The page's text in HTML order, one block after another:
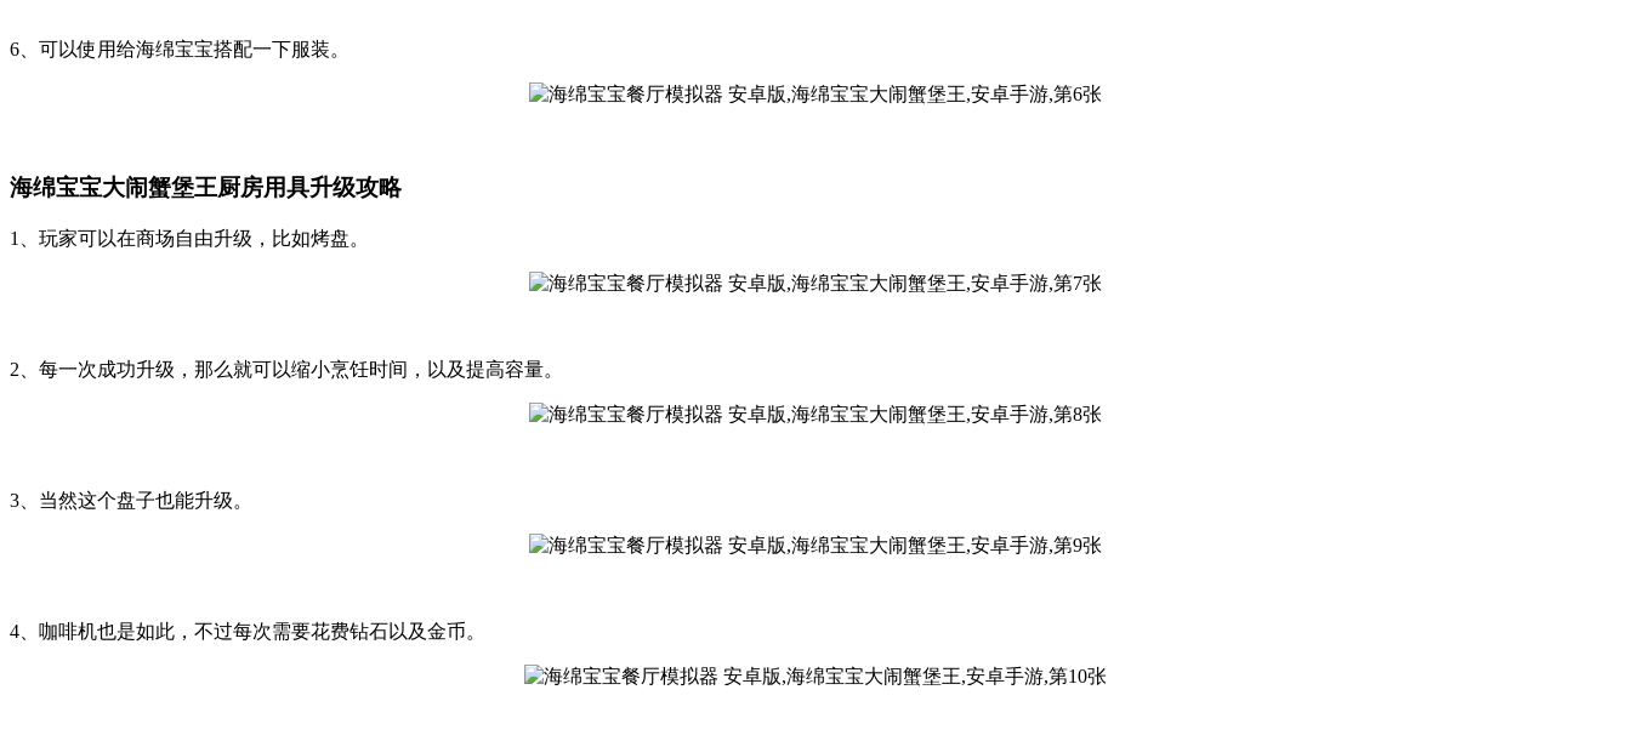
6、可以使用给海绵宝宝搭配一下服装。
海绵宝宝大闹蟹堡王厨房用具升级攻略
1、玩家可以在商场自由升级，比如烤盘。
2、每一次成功升级，那么就可以缩小烹饪时间，以及提高容量。
3、当然这个盘子也能升级。
4、咖啡机也是如此，不过每次需要花费钻石以及金币。